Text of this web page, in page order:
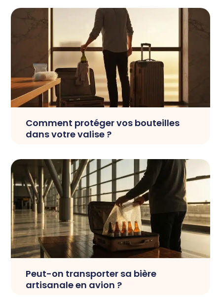
Comment protéger vos bouteilles
dans votre valise ?
Peut-on transporter sa bière
artisanale en avion ?